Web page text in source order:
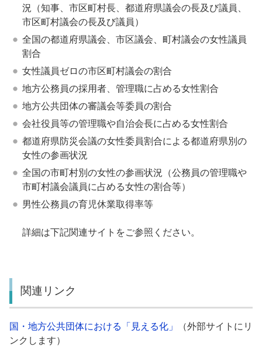
況（知事、市区町村長、都道府県議会の長及び議員、
市区町村議会の長及び議員）
全国の都道府県議会、市区議会、町村議会の女性議員
割合
女性議員ゼロの市区町村議会の割合
地方公務員の採用者、管理職に占める女性割合
地方公共団体の審議会等委員の割合
会社役員等の管理職や自治会長に占める女性割合
都道府県防災会議の女性委員割合による都道府県別の
女性の参画状況
全国の市町村別の女性の参画状況（公務員の管理職や
市町村議会議員に占める女性の割合等）
男性公務員の育児休業取得率等
詳細は下記関連サイトをご参照ください。
関連リンク
国・地方公共団体における「見える化」
（外部サイトにリ
ンクします）